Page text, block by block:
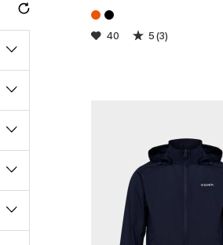
40 5 (3)